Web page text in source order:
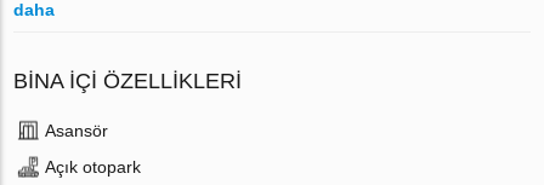
daha
BINA İÇI ÖZELLIKLERI
Аsansör
Açık otopark